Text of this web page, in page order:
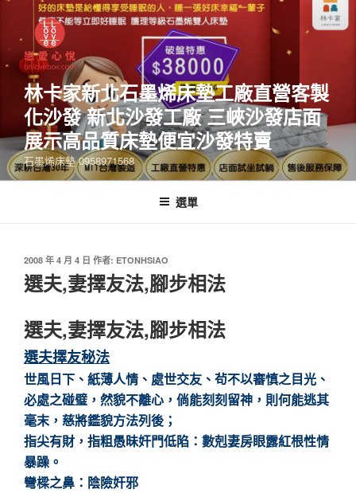
林卡家新北石墨烯床墊工廠直營客製
化沙發 新北沙發工廠 三峽沙發店面
展示高品質床墊便宜沙發特賣
石墨烯床墊 0958971568
選單
2008 年 4 月 4 日 作者: ETONHSIAO
選夫,妻擇友法,腳步相法
選夫,妻擇友法,腳步相法
選夫擇友秘法
世風日下、紙薄人情、處世交友、茍不以審慎之目光、
必處之碰璧，然貌不離心，倘能刻刻留神，則何能逃其
毫末，慈將鑑貌方法列後；
指尖有財，指粗愚昧奸門低陷：數剋妻房眼露紅根性情
暴躁。
彎樑之鼻：陰險奸邪